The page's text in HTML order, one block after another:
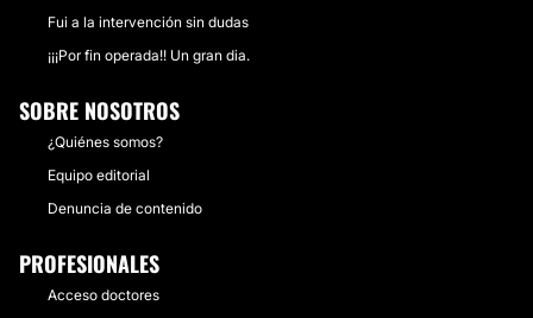
Fui a la intervención sin dudas
¡¡¡Por fin operada!! Un gran dia.
SOBRE NOSOTROS
¿Quiénes somos?
Equipo editorial
Denuncia de contenido
PROFESIONALES
Acceso doctores